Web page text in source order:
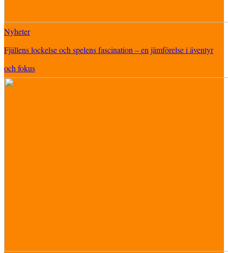
Nyheter
Fjällens lockelse och spelens fascination – en jämförelse i äventyr
och fokus